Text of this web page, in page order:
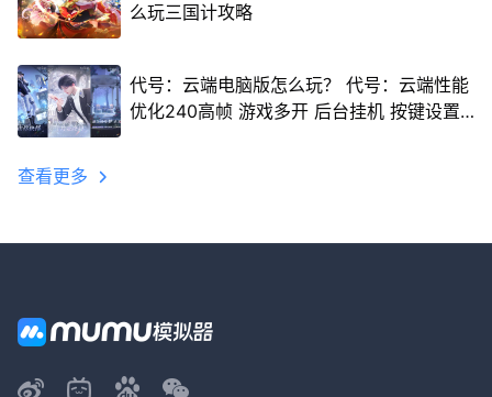
么玩三国计攻略
代号：云端电脑版怎么玩？ 代号：云端性能
优化240高帧 游戏多开 后台挂机 按键设置
查看更多